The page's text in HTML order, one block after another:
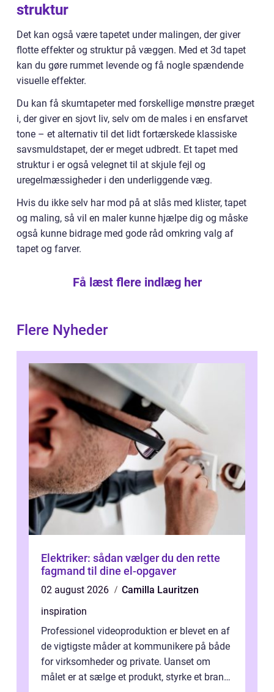
struktur
Det kan også være tapetet under malingen, der giver
flotte effekter og struktur på væggen. Med et 3d tapet
kan du gøre rummet levende og få nogle spændende
visuelle effekter.
Du kan få skumtapeter med forskellige mønstre præget
i, der giver en sjovt liv, selv om de males i en ensfarvet
tone – et alternativ til det lidt fortærskede klassiske
savsmuldstapet, der er meget udbredt. Et tapet med
struktur i er også velegnet til at skjule fejl og
uregelmæssigheder i den underliggende væg.
Hvis du ikke selv har mod på at slås med klister, tapet
og maling, så vil en maler kunne hjælpe dig og måske
også kunne bidrage med gode råd omkring valg af
tapet og farver.
Få læst flere indlæg her
Flere Nyheder
Elektriker: sådan vælger du den rette
fagmand til dine el-opgaver
02 august 2026
Camilla Lauritzen
inspiration
Professionel videoproduktion er blevet en af
de vigtigste måder at kommunikere på både
for virksomheder og private. Uanset om
målet er at sælge et produkt, styrke et brand,